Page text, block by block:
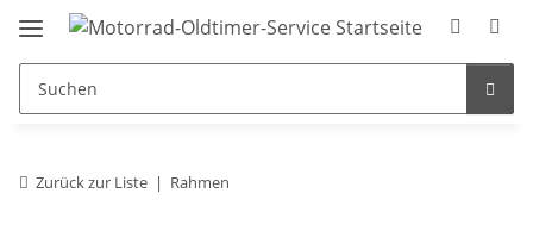
Zurück zur Liste Rahmen